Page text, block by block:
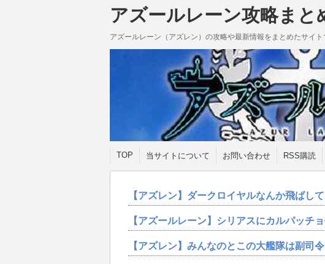
アズールレーン攻略まと
アズールレーン（アズレン）の攻略や最新情報をまとめたサイト
TOP 当サイトについて お問い合わせ RSS購読
【アズレン】ダークロイヤルなんか飛ばし
【アズールレーン】シリアスにカルパッチ
【アズレン】みんなのとこの大艦隊は副司